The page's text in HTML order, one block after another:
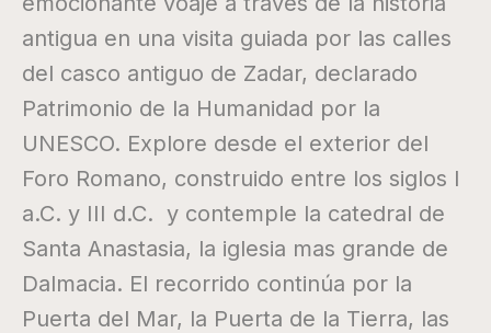
antigua en una visita guiada por las calles
del casco antiguo de Zadar, declarado
Patrimonio de la Humanidad por la
UNESCO. Explore desde el exterior del
Foro Romano, construido entre los siglos I
a.C. y III d.C. y contemple la catedral de
Santa Anastasia, la iglesia mas grande de
Dalmacia. El recorrido continúa por la
Puerta del Mar, la Puerta de la Tierra, las